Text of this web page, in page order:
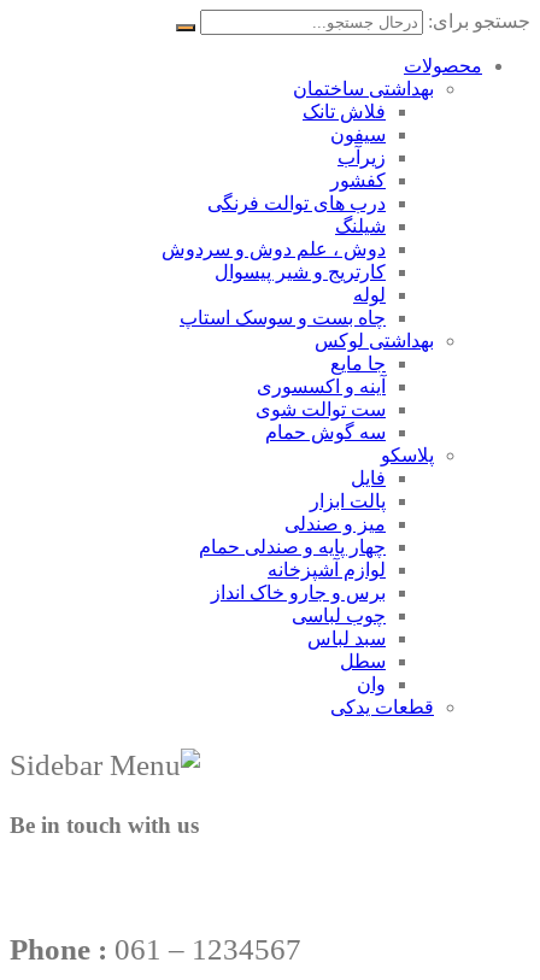
جستجو برای:
محصولات
بهداشتی ساختمان
فلاش تانک
سیفون
زیرآب
کفشور
درب های توالت فرنگی
شیلنگ
دوش ، علم دوش و سردوش
کارتریج و شیر پیسوال
لوله
چاه بست و سوسک استاپ
بهداشتی لوکس
جا مایع
آینه و اکسسوری
ست توالت شوی
سه گوش حمام
پلاسکو
فایل
پالت ابزار
میز و صندلی
چهار پایه و صندلی حمام
لوازم آشپزخانه
برس و جارو خاک انداز
چوب لباسی
سبد لباس
سطل
وان
قطعات یدکی
Be in touch with us
Phone : 061 – 1234567